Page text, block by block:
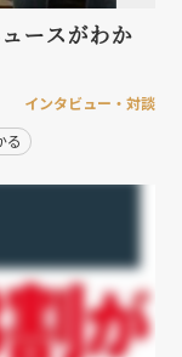
ースがわか
インタビュー・対談
る